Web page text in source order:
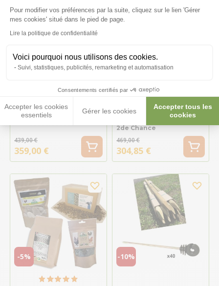
Pour modifier vos préférences par la suite, cliquez sur le lien 'Gérer
mes cookies' situé dans le pied de page.
Lire la politique de confidentialité
Voici pourquoi nous utilisons des cookies.
Suivi, statistiques, publicités, remarketing et automatisation
Consentements certifiés par
Accepter les cookies
essentiels
Gérer les cookies
Accepter tous les
cookies
Axeptio consent
-18%
Poulailler Oeucacia 4 à 6
poules arbre
439,00 €
359,00 €
-35%
Poulailler sur pilotis
Gascogne acacia 2
pondoirs 6 à 10 poules - ♻
2de Chance
469,00 €
304,85 €
-5% -10%